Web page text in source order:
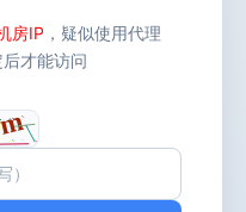
房IP ，疑似使用代理
才能访问